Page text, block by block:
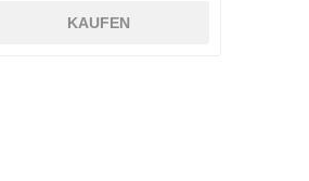
KAUFEN